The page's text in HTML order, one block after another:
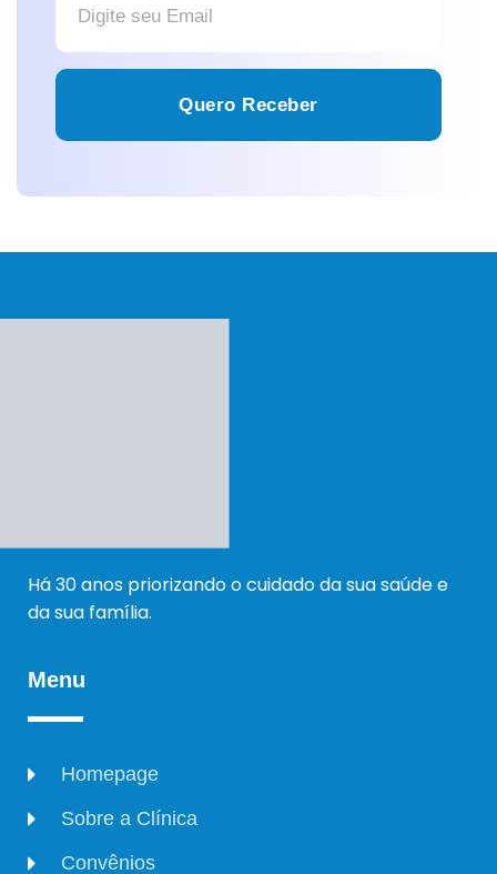
Quero Receber
Há 30 anos priorizando o cuidado da sua saúde e
da sua família.
Menu
Homepage
Sobre a Clínica
Convênios